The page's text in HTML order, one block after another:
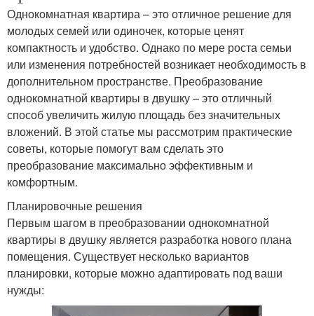
Однокомнатная квартира – это отличное решение для
молодых семей или одиночек, которые ценят
компактность и удобство. Однако по мере роста семьи
или изменения потребностей возникает необходимость в
дополнительном пространстве. Преобразование
однокомнатной квартиры в двушку – это отличный
способ увеличить жилую площадь без значительных
вложений. В этой статье мы рассмотрим практические
советы, которые помогут вам сделать это
преобразование максимально эффективным и
комфортным.
Планировочные решения
Первым шагом в преобразовании однокомнатной
квартиры в двушку является разработка нового плана
помещения. Существует несколько вариантов
планировки, которые можно адаптировать под ваши
нужды: